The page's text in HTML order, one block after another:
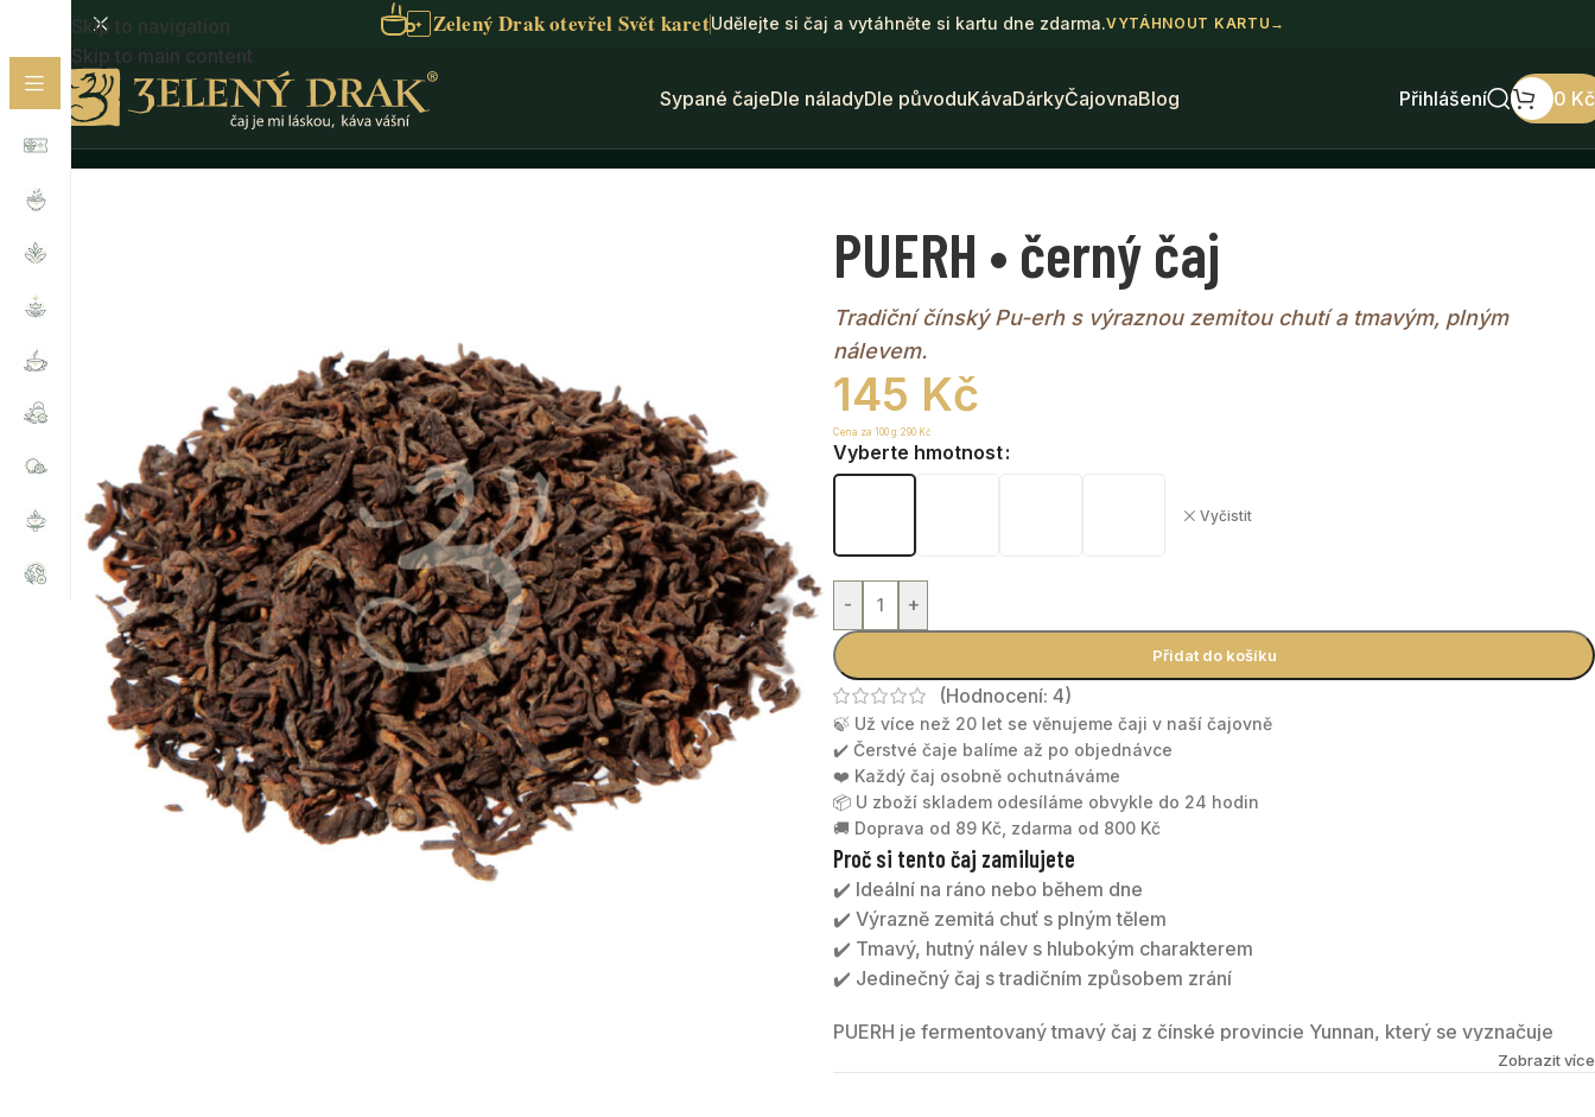
Skip to navigation
Skip to main content
✦ Zelený Drak otevřel Svět karetUdělejte si čaj a vytáhněte si kartu dne zdarma.VYTÁHNOUT KARTU →
Sypané čajeDle náladyDle původuKávaDárkyČajovnaBlog Přihlášení 0 Kč
Domů
Čaje dle potřeby/ Čaje na energii
PUERH • černý čaj
Tradiční čínský Pu-erh s výraznou zemitou chutí a tmavým, plným
nálevem.
145 Kč
Cena za 100 g: 290 Kč
Vyberte hmotnost
Vyčistit
- +
Přidat do košíku
(Hodnocení: 4)
🍃 Už více než 20 let se věnujeme čaji v naší čajovně
✔️ Čerstvé čaje balíme až po objednávce
❤️ Každý čaj osobně ochutnáváme
📦 U zboží skladem odesíláme obvykle do 24 hodin
🚚 Doprava od 89 Kč, zdarma od 800 Kč
Proč si tento čaj zamilujete
✔️ Ideální na ráno nebo během dne
✔️ Výrazně zemitá chuť s plným tělem
✔️ Tmavý, hutný nálev s hlubokým charakterem
✔️ Jedinečný čaj s tradičním způsobem zrání
PUERH je fermentovaný tmavý čaj z čínské provincie Yunnan, který se vyznačuje
hlubokou zemitou chutí, hutným tělem a tmavě červenou barvou nálevu. Oblíbený je
Zobrazit více